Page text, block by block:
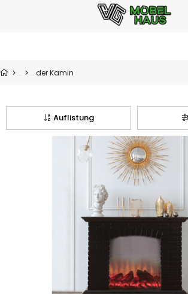
der Kamin
Auflistung